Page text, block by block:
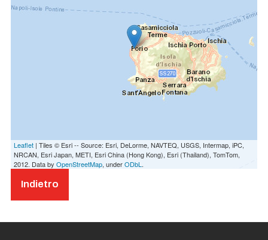
Leaflet | Tiles © Esri -- Source: Esri, DeLorme, NAVTEQ, USGS, Intermap, iPC,
NRCAN, Esri Japan, METI, Esri China (Hong Kong), Esri (Thailand), TomTom,
2012. Data by OpenStreetMap, underODbL .
Indietro